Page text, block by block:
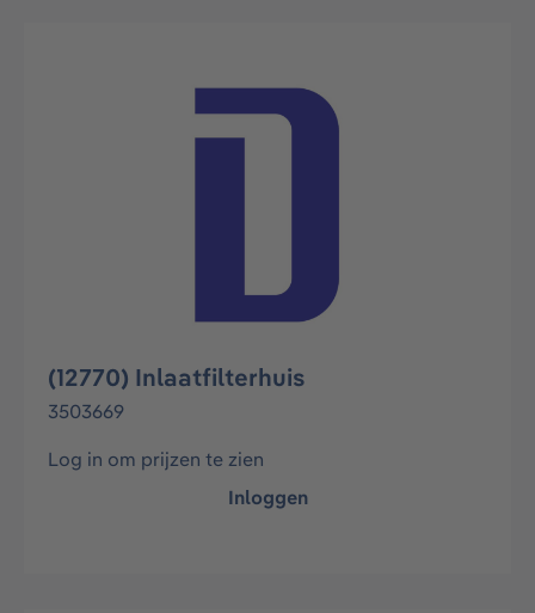
Afbeeldingengalerij overslaan
(12770) Inlaatfilterhuis
3503669
Log in om prijzen te zien
Inloggen